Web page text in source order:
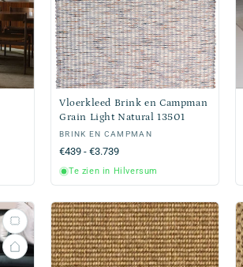
Vloerkleed Brink en Campman
Grain Light Natural 13501
Verkoper:
BRINK EN CAMPMAN
Normale
prijs
€439 - €3.739
Te zien in Hilversum